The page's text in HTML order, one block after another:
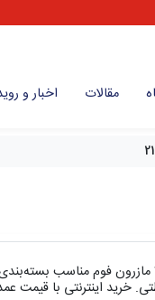
مقالات اخبار و
شانه میوه فومی ۲۱۸ مازرون فوم
خرید اینترنتی با قیمت